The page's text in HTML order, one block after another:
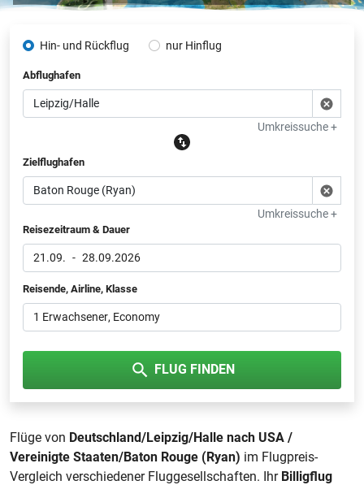
Hin- und Rückflug nur Hinflug
Abflughafen
Umkreissuche +
Zielflughafen
Umkreissuche +
Reisezeitraum & Dauer
21.09. - 28.09.2026
Reisende, Airline, Klasse
1 Erwachsener, Economy
FLUG FINDEN
Flüge von Deutschland/Leipzig/Halle nach USA /
Vereinigte Staaten/Baton Rouge (Ryan) im Flugpreis-
Vergleich verschiedener Fluggesellschaften. Ihr Billigflug